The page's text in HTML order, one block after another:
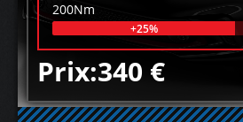
200Nm
+25%
Prix:340 €